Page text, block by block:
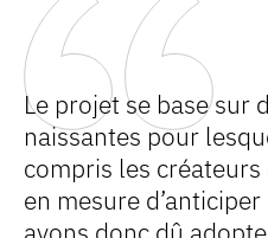
Le projet se base sur
naissantes pour
compris les créateurs
en mesure